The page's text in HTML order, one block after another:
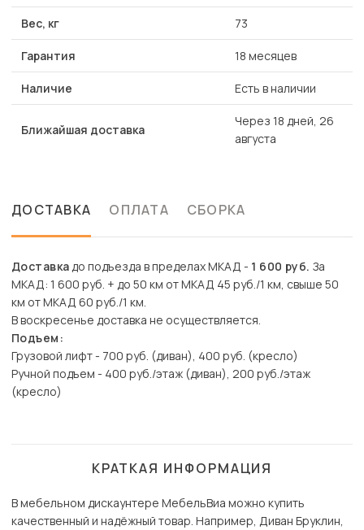
Вес, кг 73
Гарантия 18 месяцев
Наличие Есть в наличии
Ближайшая доставка
Через 18 дней, 26
августа
ДОСТАВКА ОПЛАТА СБОРКА
Доставкадо подъезда в пределах МКАД - 1 600 руб. За
МКАД: 1 600 руб. + до 50 км от МКАД 45 руб./1 км, свыше 50
км от МКАД 60 руб./1 км.
В воскресенье доставка не осуществляется.
Подъем:
Грузовой лифт - 700 руб. (диван), 400 руб. (кресло)
Ручной подъем - 400 руб./этаж (диван), 200 руб./этаж
(кресло)
КРАТКАЯ ИНФОРМАЦИЯ
В мебельном дискаунтере МебельВиа можно купить
качественный и надёжный товар. Например, Диван Бруклин,